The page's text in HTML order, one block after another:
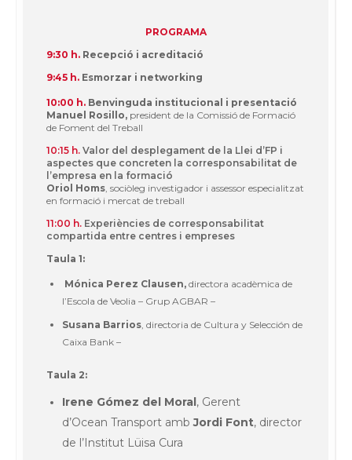
PROGRAMA
9:30 h. Recepció i acreditació
9:45 h. Esmorzar i networking
10:00 h. Benvinguda institucional i presentació
Manuel Rosillo, president de la Comissió de Formació
de Foment del Treball
10:15 h. Valor del desplegament de la Llei d’FP i
aspectes que concreten la corresponsabilitat de
l’empresa en la formació
Oriol Homs , sociòleg investigador i assessor especialitzat
en formació i mercat de treball
11:00 h. Experiències de corresponsabilitat
compartida entre centres i empreses
Taula 1:
Mónica Perez Clausen, directora acadèmica de
l’Escola de Veolia – Grup AGBAR –
Susana Barrios , directoria de Cultura y Selección de
Caixa Bank –
Taula 2:
Irene Gómez del Moral, Gerent
d’Ocean Transport ambJordi Font, director
de l’Institut Lüisa Cura